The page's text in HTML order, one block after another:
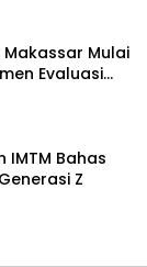
Makassar Mulai
Evaluasi
Bahas
Z